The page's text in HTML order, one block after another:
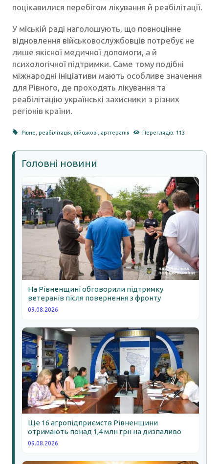
поцікавилися перебігом лікування й реабілітації.
У міській раді наголошують, що повноцінне
відновлення військовослужбовців потребує не
лише якісної медичної допомоги, а й
психологічної підтримки. Саме тому подібні
міжнародні ініціативи мають особливе значення
для Рівного, де проходять лікування та
реабілітацію українські захисники з різних
регіонів країни.
Рівне ,реабілітація ,військові арттерапія Переглядів: 113
Головні новини
На Рівненщині обговорили підтримку
ветеранів після повернення з фронту
09.08.2026
Ще 16 агропідприємств Рівненщини
отримають понад 1,4 млн грн на дизпаливо
09.08.2026